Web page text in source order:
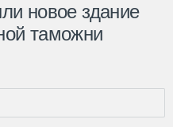
новое здание
таможни